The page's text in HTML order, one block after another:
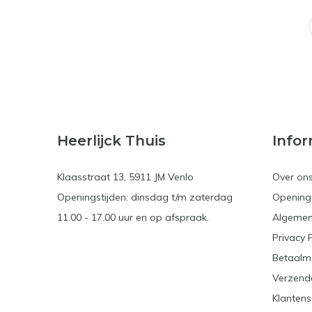
Heerlijck Thuis
Klaasstraat 13, 5911 JM Venlo
Openingstijden: dinsdag t/m zaterdag
11.00 - 17.00 uur en op afspraak.
Over
Privacy